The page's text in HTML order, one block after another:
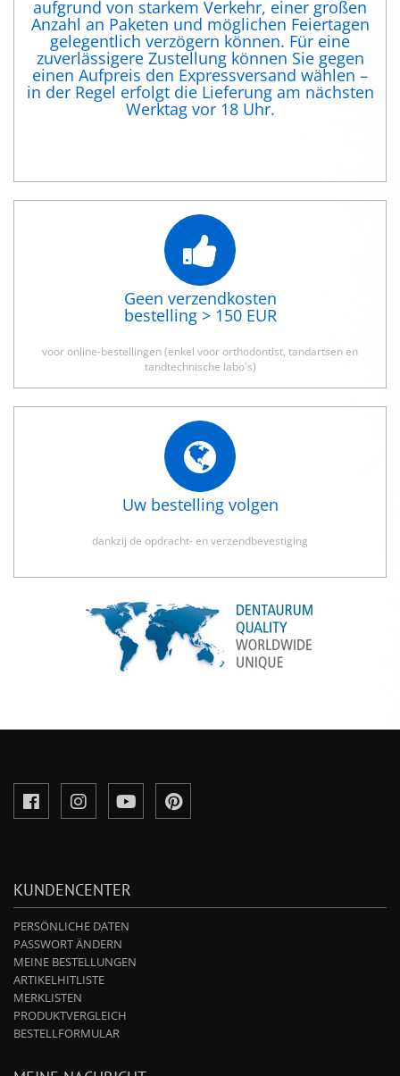
aufgrund von starkem Verkehr, einer großen
Anzahl an Paketen und möglichen Feiertagen
gelegentlich verzögern können. Für eine
zuverlässigere Zustellung können Sie gegen
einen Aufpreis den Expressversand wählen –
in der Regel erfolgt die Lieferung am nächsten
Werktag vor 18 Uhr.
Geen verzendkosten
bestelling > 150 EUR
voor online-bestellingen (enkel voor orthodontist, tandartsen en
tandtechnische labo's)
Uw bestelling volgen
dankzij de opdracht- en verzendbevestiging
KUNDENCENTER
PERSÖNLICHE DATEN
PASSWORT ÄNDERN
MEINE BESTELLUNGEN
ARTIKELHITLISTE
MERKLISTEN
PRODUKTVERGLEICH
BESTELLFORMULAR